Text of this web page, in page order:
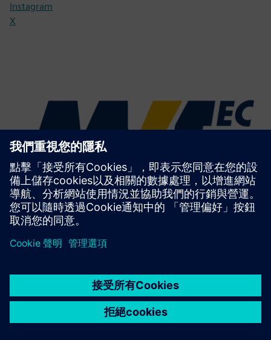
Instagram
X
MVTec 軟體有限公司
MVTec 產品 HALCON、MAERLIC 和深度學習工具幾乎都應
用於所有行業。它們可以有效地自動化應用，例如表面檢
測，光學質量控制，機器人指導，識別，測量，分類等。